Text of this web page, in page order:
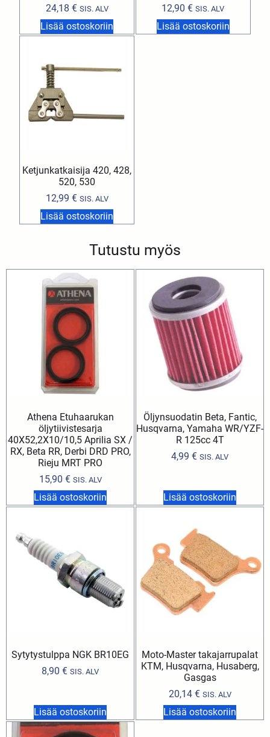
24,18 € SIS. ALV
Lisää ostoskoriin
12,90€ SIS. ALV
Lisää ostoskoriin
Ketjunkatkaisija 420, 428,
520, 530
12,99 € SIS. ALV
Lisää ostoskoriin
Tutustu myös
Athena Etuhaarukan
öljytiivistesarja
40X52,2X10/10,5 Aprilia SX /
RX, Beta RR, Derbi DRD PRO,
Rieju MRT PRO
15,90 € SIS. ALV
Lisää ostoskoriin
Öljynsuodatin Beta, Fantic,
Husqvarna, Yamaha WR/YZF-
R 125cc 4T
4,99 € SIS. ALV
Lisää ostoskoriin
Sytytystulppa NGK BR10EG
8,90 € SIS. ALV
Lisää ostoskoriin
Moto-Master takajarrupalat
KTM, Husqvarna, Husaberg,
Gasgas
20,14 € SIS. ALV
Lisää ostoskoriin